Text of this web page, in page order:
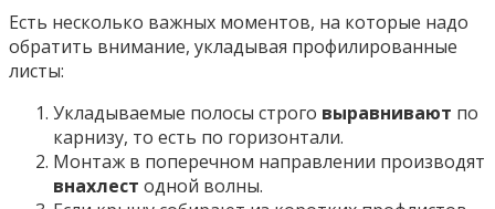
Есть несколько важных моментов, на которые надо
обратить внимание, укладывая профилированные
листы:
Укладываемые полосы строго выравнивают по
карнизу, то есть по горизонтали.
Монтаж в поперечном направлении производят
внахлест одной волны.